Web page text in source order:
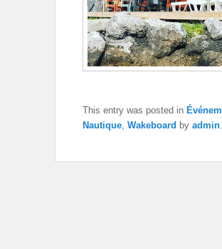
This entry was posted in
Nautique, Wakeboard by admin